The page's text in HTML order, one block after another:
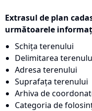
Extrasul de plan
următoarele
Schița terenului
Delimitarea
Adresa terenului
Suprafața terenului
Arhiva de
Categoria de